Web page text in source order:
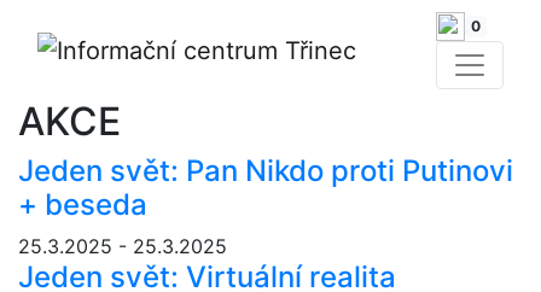
0
AKCE
Jeden svět: Pan Nikdo proti Putinovi
+ beseda
25.3.2025 - 25.3.2025
Jeden svět: Virtuální realita